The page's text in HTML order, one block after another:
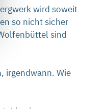
wird soweit
so nicht sicher
sind
irgendwann. Wie